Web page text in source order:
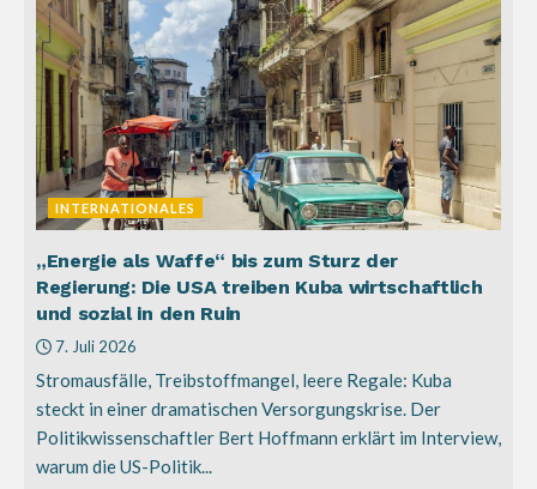
INTERNATIONALES
„Energie als Waffe“ bis zum Sturz der
Regierung: Die USA treiben Kuba wirtschaftlich
und sozial in den Ruin
7. Juli 2026
Stromausfälle, Treibstoffmangel, leere Regale: Kuba
steckt in einer dramatischen Versorgungskrise. Der
Politikwissenschaftler Bert Hoffmann erklärt im Interview,
warum die US-Politik...